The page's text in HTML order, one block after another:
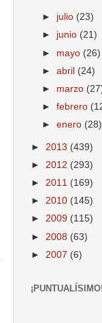
► julio (23)
► junio (21)
► mayo (26)
►abril (24)
► marzo
►febrero
►enero (28)
► 2013 (439)
► 2012 (293)
► 2011 (169)
► 2010 (145)
► 2009 (115)
► 2008 (63)
► 2007 (6)
¡PUNTUALÍSIMO!